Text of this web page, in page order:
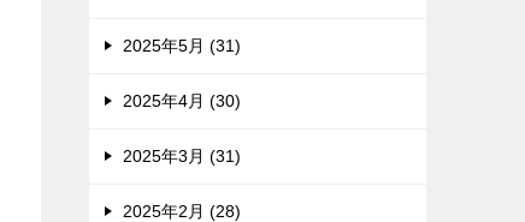
2025年5月 (31)
2025年4月 (30)
2025年3月 (31)
2025年2月 (28)